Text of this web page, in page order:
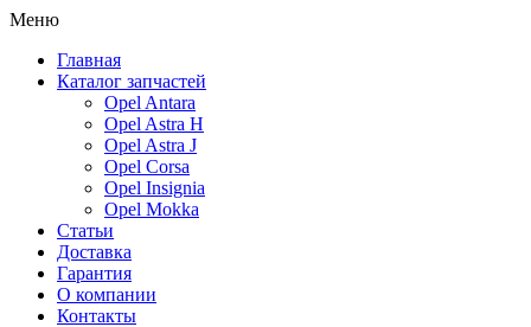
Меню
Главная
Каталог запчастей
Opel Antara
Opel Astra H
Opel Astra J
Opel Corsa
Opel Insignia
Opel Mokka
Статьи
Доставка
Гарантия
О компании
Контакты